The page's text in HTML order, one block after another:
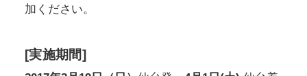
加ください。
[実施期間]